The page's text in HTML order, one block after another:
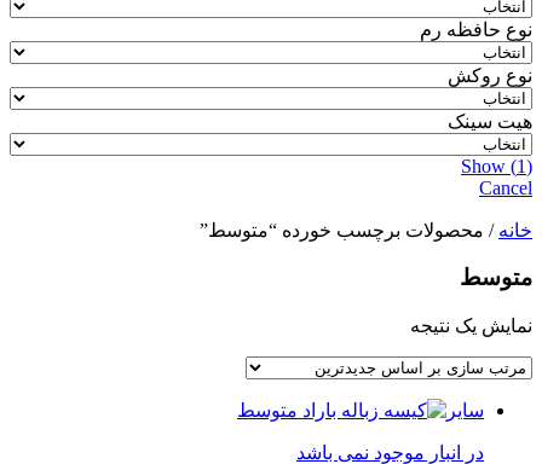
نوع حافظه رم
نوع روکش
هیت سینک
Show (1)
Cancel
خانه / محصولات برچسب خورده “متوسط”
متوسط
نمایش یک نتیجه
سایر
در انبار موجود نمی باشد